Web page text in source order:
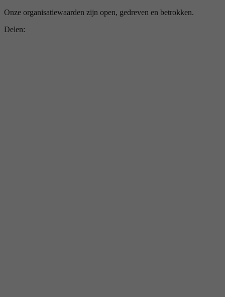
Onze organisatiewaarden zijn open, gedreven en betrokken.
Delen: